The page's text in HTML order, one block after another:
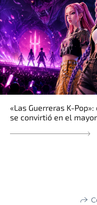
«Las Guerreras K-
se convirtió en el